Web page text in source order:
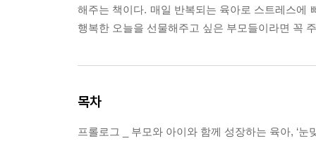
해주는 책이다. 매일 반복되는 육아로 스트레스에
행복한 오늘을 선물해주고 싶은 부모들이라면 꼭
목차
프롤로그 _ 부모와 아이와 함께 성장하는 육아, ‘눈